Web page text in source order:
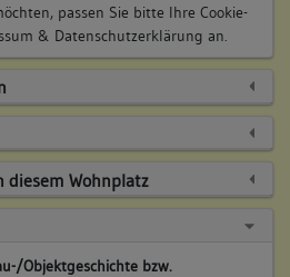
passen Sie bitte Ihre Cookie-
& Datenschutzerklärung an.
diesem Wohnplatz
Objektgeschichte bzw.